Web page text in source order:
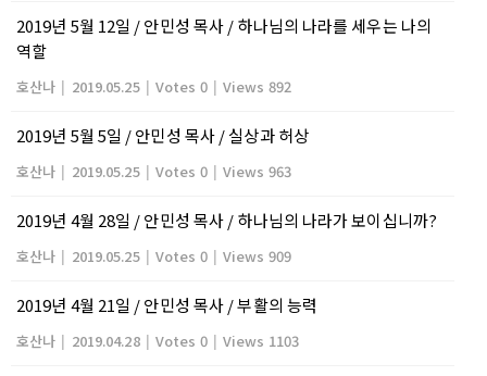
2019년 5월 12일 / 안민성 목사 / 하나님의 나라를 세우는 나의
역할
호산나 | 2019.05.25 | Votes 0 | Views 892
2019년 5월 5일 / 안민성 목사 / 실상과 허상
호산나 | 2019.05.25 | Votes 0 | Views 963
2019년 4월 28일 / 안민성 목사 / 하나님의 나라가 보이십니까?
호산나 | 2019.05.25 | Votes 0 | Views 909
2019년 4월 21일 / 안민성 목사 / 부활의 능력
호산나 | 2019.04.28 | Votes 0 | Views 1103